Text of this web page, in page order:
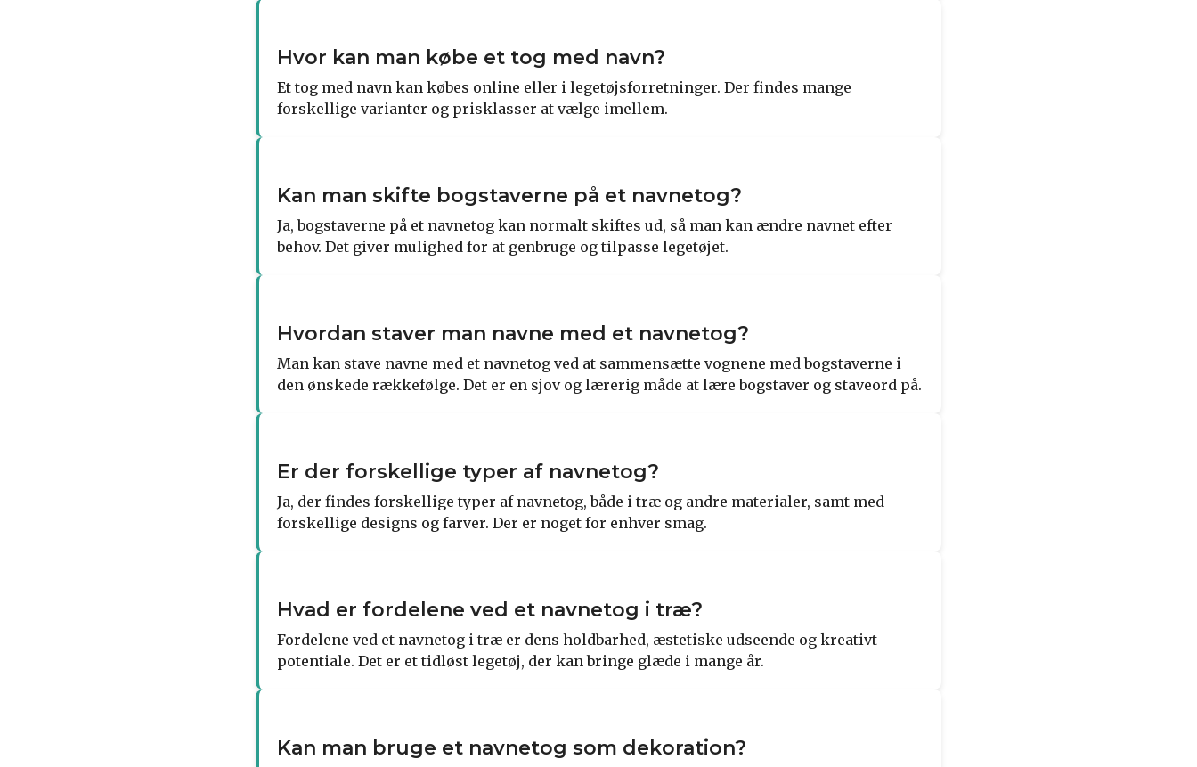
Hvor kan man købe et tog med navn?
Et tog med navn kan købes online eller i legetøjsforretninger. Der findes mange
forskellige varianter og prisklasser at vælge imellem.
Kan man skifte bogstaverne på et navnetog?
Ja, bogstaverne på et navnetog kan normalt skiftes ud, så man kan ændre navnet efter
behov. Det giver mulighed for at genbruge og tilpasse legetøjet.
Hvordan staver man navne med et navnetog?
Man kan stave navne med et navnetog ved at sammensætte vognene med bogstaverne i
den ønskede rækkefølge. Det er en sjov og lærerig måde at lære bogstaver og staveord på.
Er der forskellige typer af navnetog?
Ja, der findes forskellige typer af navnetog, både i træ og andre materialer, samt med
forskellige designs og farver. Der er noget for enhver smag.
Hvad er fordelene ved et navnetog i træ?
Fordelene ved et navnetog i træ er dens holdbarhed, æstetiske udseende og kreativt
potentiale. Det er et tidløst legetøj, der kan bringe glæde i mange år.
Kan man bruge et navnetog som dekoration?